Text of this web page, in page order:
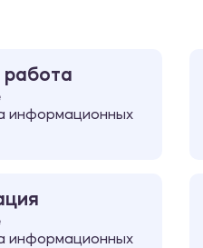
работа
информационных
информационных